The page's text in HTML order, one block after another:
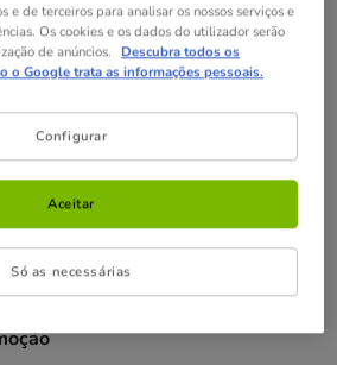
e de terceiros para analisar os nossos serviços e
Os cookies e os dados do utilizador serão
de anúncios. Descubra todos os
o Google trata as informações pessoais.
Configurar
Só as necessárias
Aceitar